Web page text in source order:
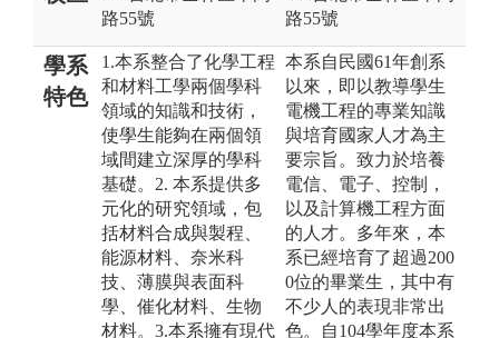
路55號
路55號
學系
特色
1.本系整合了化學工程
和材料工學兩個學科
領域的知識和技術，
使學生能夠在兩個領
域間建立深厚的學科
基礎。2. 本系提供多
元化的研究領域，包
括材料合成與製程、
能源材料、奈米科
技、薄膜與表面科
學、催化材料、生物
材料。3.本系擁有現代
本系自民國61年創系
以來，即以教導學生
電機工程的專業知識
與培育國家人才為主
要宗旨。致力於培養
電信、電子、控制，
以及計算機工程方面
的人才。多年來，本
系已經培育了超過200
0位的畢業生，其中有
不少人的表現非常出
色。自104學年度本系